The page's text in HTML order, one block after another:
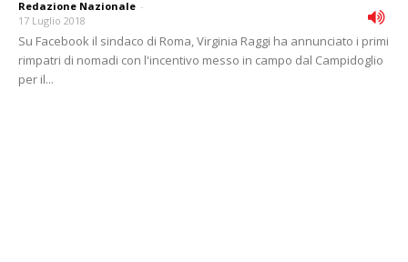
Redazione Nazionale -
17 Luglio 2018
Su Facebook il sindaco di Roma, Virginia Raggi ha annunciato i primi
rimpatri di nomadi con l'incentivo messo in campo dal Campidoglio
per il...